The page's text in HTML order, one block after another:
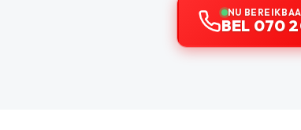
NU
BEL 070